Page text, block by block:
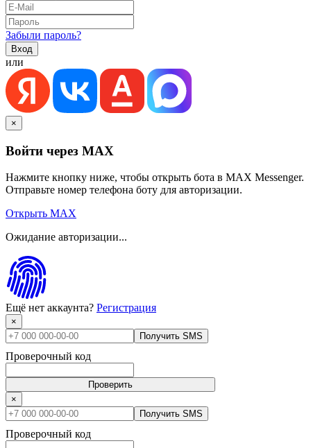
Забыли пароль?
или
×
Войти через MAX
Нажмите кнопку ниже, чтобы открыть бота в MAX Messenger.
Отправьте номер телефона боту для авторизации.
Открыть MAX
Ожидание авторизации...
Ещё нет аккаунта? Регистрация
×
Получить SMS
Проверочный код
Проверить
×
Получить SMS
Проверочный код